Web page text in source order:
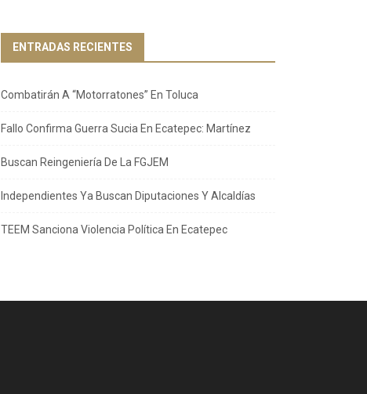
ENTRADAS RECIENTES
Combatirán A “Motorratones” En Toluca
Fallo Confirma Guerra Sucia En Ecatepec: Martínez
Buscan Reingeniería De La FGJEM
Independientes Ya Buscan Diputaciones Y Alcaldías
TEEM Sanciona Violencia Política En Ecatepec